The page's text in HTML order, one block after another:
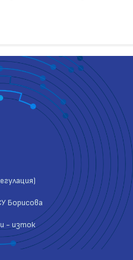
Борисова
- изток